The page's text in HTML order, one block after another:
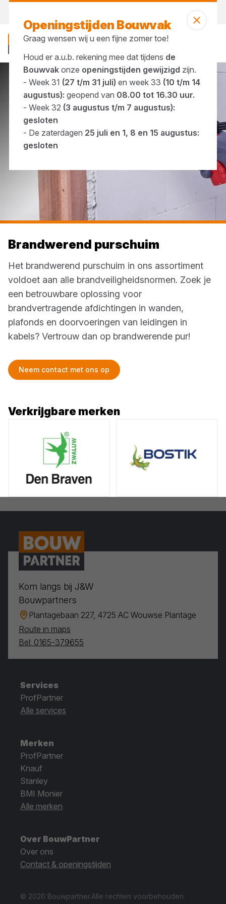
... Brandwerend purschuim
Brandwerend purschuim
Het brandwerend purschuim in ons assortiment
voldoet aan alle brandveiligheidsnormen. Zoek je
een betrouwbare oplossing voor
brandvertragende afdichtingen in wanden,
plafonds en doorvoeringen van leidingen in
kabels? Vertrouw dan op brandwerende pur!
Neem contact met ons op
Verkrijgbare merken
Openingstijden Bouwvak
Graag wensen wij u een fijne zomer toe!
Houd er a.u.b. rekening mee dat tijdens de
Bouwvakonze openingstijden gewijzigd zijn.
- Week 31 (27 t/m 31 juli) en week 33 (10 t/m 14
augustus): geopend van 08.00 tot 16.30 uur.
- Week 32 (3 augustus t/m 7 augustus):
gesloten
- De zaterdagen 25 juli en 1, 8 en 15 augustus:
gesloten
Kom langs bij J&W
Bouwpartners
Plantagebaan 227, 4725 AC Wouwse Plantage
Route in maps
Bel: 0165-379655
Services
ProfPartner
Alle services
Merken
ProfPartner
Knauf
Stanley
BMI Monier
Alle merken
Over BouwPartner
Over ons
Contact & openingstijden
© 2026 Bouwpartner.Alle rechten voorbehouden.